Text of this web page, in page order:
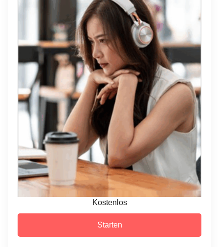
Kostenlos
Starten